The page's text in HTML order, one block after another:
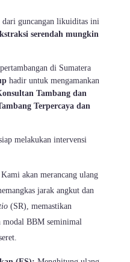
dari guncangan likuiditas ini
serendah mungkin
di Sumatera
hadir untuk mengamankan
Tambang dan
Terpercaya dan
melakukan intervensi
Kami akan merancang ulang
jarak angkut dan
(SR), memastikan
modal BBM seminimal